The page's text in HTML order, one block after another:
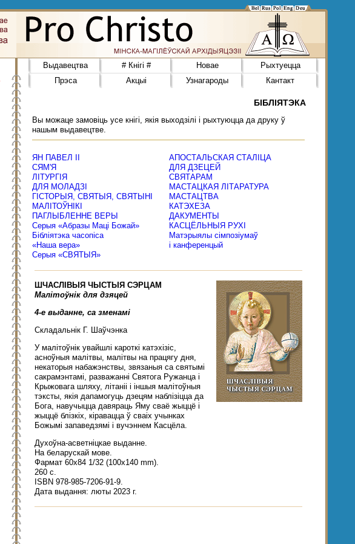
Выдавецтва # Кнігі # Новае
Рыхтуецца
Прэса
Акцыі Узнагароды Кантакт
БІБЛІЯТЭКА
Вы можаце замовіць усе кнігі, якія выходзілі і рыхтуюцца да друку ў
нашым выдавецтве.
ЯН ПАВЕЛ ІІ
АПОСТАЛЬСКАЯ СТАЛІЦА
СЯМ'Я
ДЛЯ ДЗЕЦЕЙ
ЛІТУРГІЯ
СВЯТАРАМ
ДЛЯ МОЛАДЗІ
МАСТАЦКАЯ ЛІТАРАТУРА
ГІСТОРЫЯ, СВЯТЫЯ, СВЯТЫНІ
МАСТАЦТВА
МАЛІТОЎНІКІ
КАТЭХЕЗА
ПАГЛЫБЛЕННЕ ВЕРЫ
ДАКУМЕНТЫ
Серыя «Абразы Маці Божай»
КАСЦЁЛЬНЫЯ РУХІ
Бібліятэка часопіса
«Наша вера»
Матэрыялы сімпозіумаў
і канференцый
Серыя «СВЯТЫЯ»
ШЧАСЛІВЫЯ ЧЫСТЫЯ СЭРЦАМ
Малітоўнік для дзяцей
4-­е выданне, са зменамі
Складальнік Г. Шаўчэнка
У малітоўнік увайшлі кароткі катэхізіс,
асноўныя малітвы, малітвы на працягу дня,
некаторыя набажэнствы, звязаныя са святымі
сакрамэнтамі, разважанні Святога Ружанца і
Крыжовага шляху, літаніі і іншыя малітоўныя
тэксты, якія дапамогуць дзецям наблізіцца да
Бога, навучыцца давяраць Яму сваё жыццё і
жыццё блізкіх, кіравацца ў сваіх учынках
Божымі запаведзямі і вучэннем Касцёла.
Духоўна-асветніцкае выданне.
На беларускай мове.
Фармат 60х84 1/32 (100х140 mm).
260 с.
ISBN 978-985-7206-91­-9.
Дата выдання: люты 2023 г.